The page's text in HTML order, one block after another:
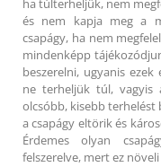
ha túlterheljük, nem
és nem kapja meg a
csapágy, ha nem
mindenképp
beszerelni, ugyanis
ne terheljük túl, vagyis
olcsóbb, kisebb
a csapágy eltörik és
Érdemes olyan
felszerelve, mert ez